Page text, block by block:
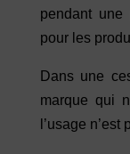
pendant une
pour les
Dans une
marque qui
l’usage